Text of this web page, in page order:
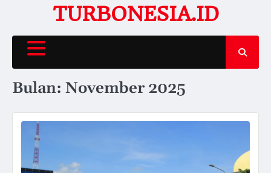
content
TURBONESIA.ID
Bulan: November 2025